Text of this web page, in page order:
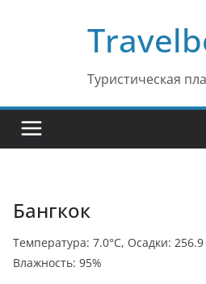
Туристическая
Бангкок
Температура: 7.0°C, Осадки:
Влажность: 95%